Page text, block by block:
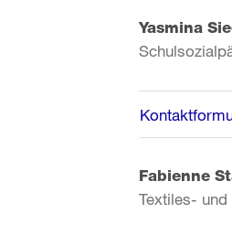
Yasmina
Fabienne
Textiles- und